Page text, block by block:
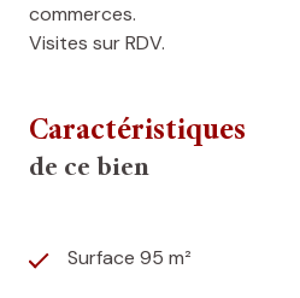
commerces.
Visites sur RDV.
Caractéristiques
de ce bien
Surface 95 m²